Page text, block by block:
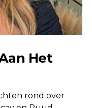
Het
rond over